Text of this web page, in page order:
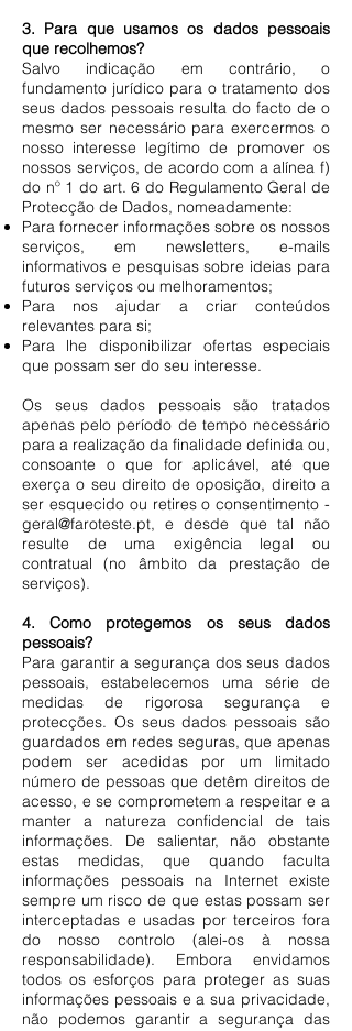
3. Para que usamos os dados pessoais
que recolhemos?
Salvo indicação em contrário, o
fundamento jurídico para o tratamento dos
seus dados pessoais resulta do facto de o
mesmo ser necessário para exercermos o
nosso interesse legítimo de promover os
nossos serviços, de acordo com a alínea f)
do nº 1 do art. 6 do Regulamento Geral de
Protecção de Dados, nomeadamente:
Para fornecer informações sobre os nossos
serviços, em newsletters, e-mails
informativos e pesquisas sobre ideias para
futuros serviços ou melhoramentos;
Para nos ajudar a criar conteúdos
relevantes para si;
Para lhe disponibilizar ofertas especiais
que possam ser do seu interesse.
Os seus dados pessoais são tratados
apenas pelo período de tempo necessário
para a realização da finalidade definida ou,
consoante o que for aplicável, até que
exerça o seu direito de oposição, direito a
ser esquecido ou retires o consentimento -
geral@faroteste.pt, e desde que tal não
resulte de uma exigência legal ou
contratual (no âmbito da prestação de
serviços).
4. Como protegemos os seus dados
pessoais?
Para garantir a segurança dos seus dados
pessoais, estabelecemos uma série de
medidas de rigorosa segurança e
protecções. Os seus dados pessoais são
guardados em redes seguras, que apenas
podem ser acedidas por um limitado
número de pessoas que detêm direitos de
acesso, e se comprometem a respeitar e a
manter a natureza confidencial de tais
informações. De salientar, não obstante
estas medidas, que quando faculta
informações pessoais na Internet existe
sempre um risco de que estas possam ser
interceptadas e usadas por terceiros fora
do nosso controlo (alei-os à nossa
responsabilidade). Embora envidamos
todos os esforços para proteger as suas
informações pessoais e a sua privacidade,
não podemos garantir a segurança das